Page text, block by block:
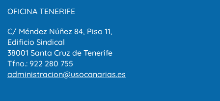
OFICINA TENERIFE
C/ Méndez Núñez 84, Piso 11,
Edificio Sindical
38001 Santa Cruz de Tenerife
Tfno.: 922 280 755
administracion@usocanarias.es